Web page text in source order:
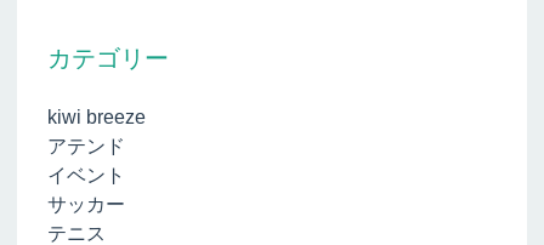
カテゴリー
kiwi breeze
アテンド
イベント
サッカー
テニス